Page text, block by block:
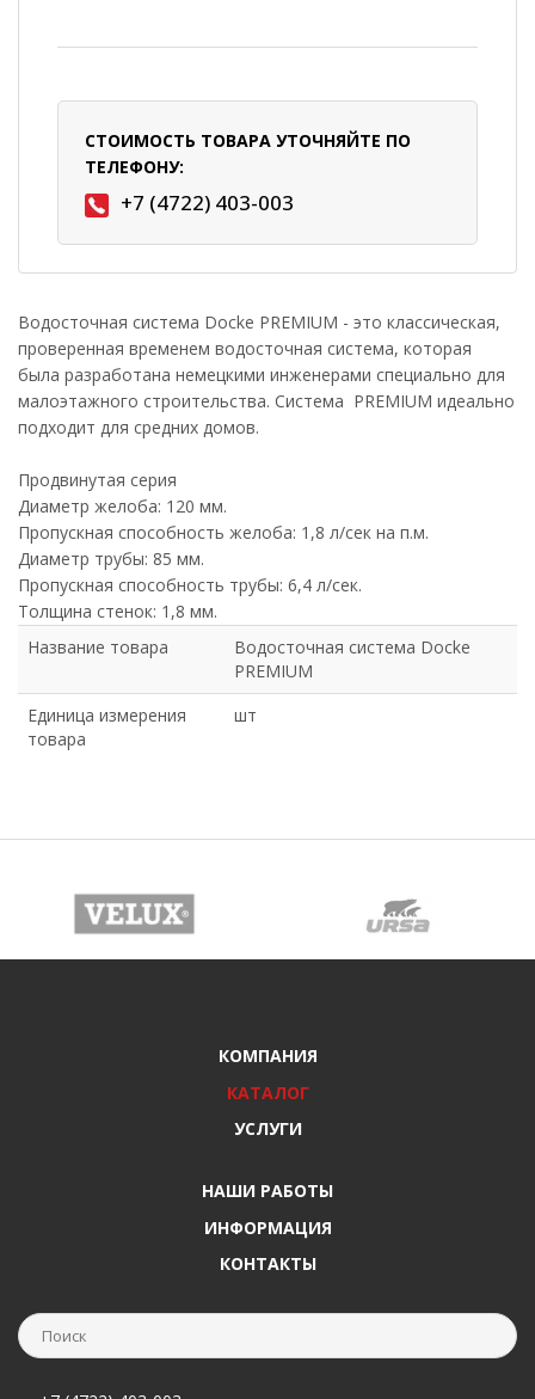
СТОИМОСТЬ ТОВАРА УТОЧНЯЙТЕ ПО
ТЕЛЕФОНУ:
+7 (4722) 403-003
Водосточная система Docke PREMIUM - это классическая,
проверенная временем водосточная система, которая
была разработана немецкими инженерами специально для
малоэтажного строительства. Система PREMIUM идеально
подходит для средних домов.
Продвинутая серия
Диаметр желоба: 120 мм.
Пропускная способность желоба: 1,8 л/сек на п.м.
Диаметр трубы: 85 мм.
Пропускная способность трубы: 6,4 л/сек.
Толщина стенок: 1,8 мм.
Название товара
Водосточная система Docke
PREMIUM
Единица измерения
товара
шт
КОМПАНИЯ
КАТАЛОГ
УСЛУГИ
НАШИ РАБОТЫ
ИНФОРМАЦИЯ
КОНТАКТЫ